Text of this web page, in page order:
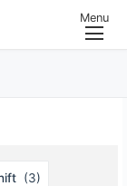
Menu
(3)